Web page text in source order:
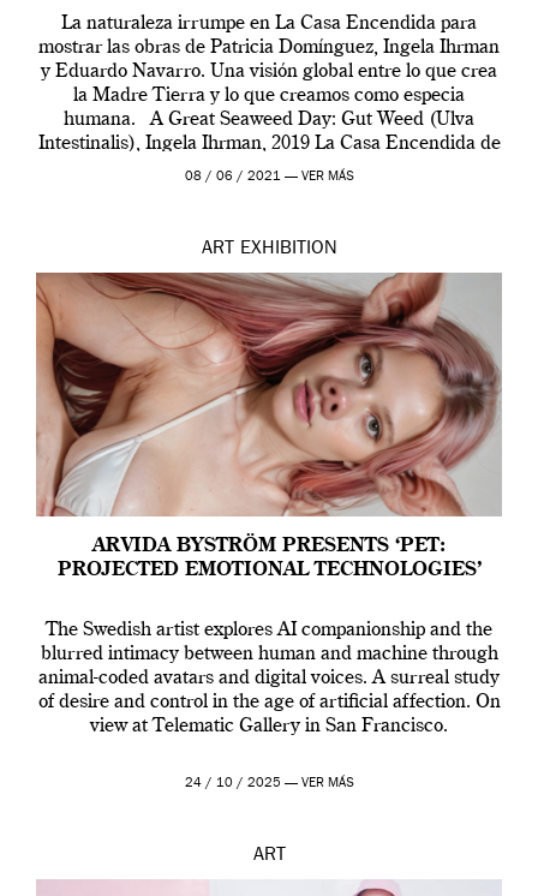
La naturaleza irrumpe en La Casa Encendida para
mostrar las obras de Patricia Domínguez, Ingela Ihrman
y Eduardo Navarro. Una visión global entre lo que crea
la Madre Tierra y lo que creamos como especia
humana. A Great Seaweed Day: Gut Weed (Ulva
Intestinalis), Ingela Ihrman, 2019 La Casa Encendida de
Madrid y la Wellcome […]
08 / 06 / 2021 — VER MÁS
ART EXHIBITION
ARVIDA BYSTRÖM PRESENTS ‘PET:
PROJECTED EMOTIONAL TECHNOLOGIES’
The Swedish artist explores AI companionship and the
blurred intimacy between human and machine through
animal-coded avatars and digital voices. A surreal study
of desire and control in the age of artificial affection. On
view at Telematic Gallery in San Francisco.
24 / 10 / 2025 — VER MÁS
ART